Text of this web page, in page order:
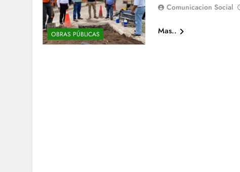
OBRAS PÚBLICAS
Comunicacion Social
Mas..